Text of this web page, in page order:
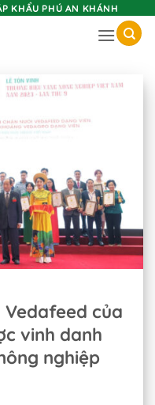
KHẨU PHÚ AN KHÁNH
Vedafeed của
vinh danh
nghiệp